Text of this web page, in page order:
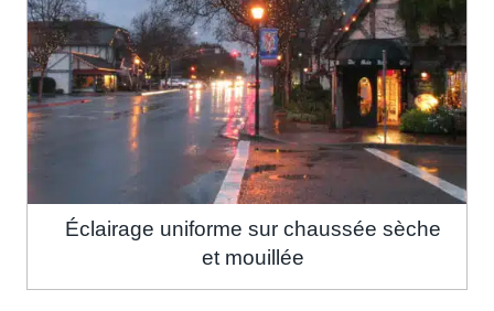
Éclairage uniforme sur chaussée sèche
et mouillée